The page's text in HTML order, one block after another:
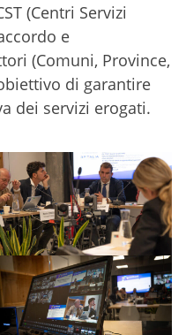
(Centri Servizi
e
(Comuni, Province,
di garantire
dei servizi erogati.